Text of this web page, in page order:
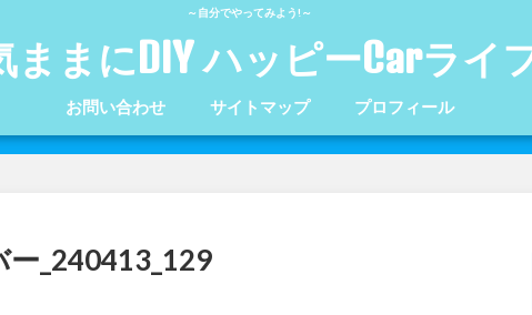
～自分でやってみよう!～
ままにDIY ハッピーCarライ
お問い合わせ サイトマップ プロフィール
_240413_129